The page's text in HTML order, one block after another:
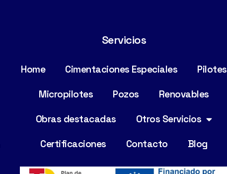
Servicios
Home Cimentaciones Especiales
Pilotes
Micropilotes
Pozos
Renovables
Obras destacadas
Otros Servicios
Certificaciones
Contacto Blog